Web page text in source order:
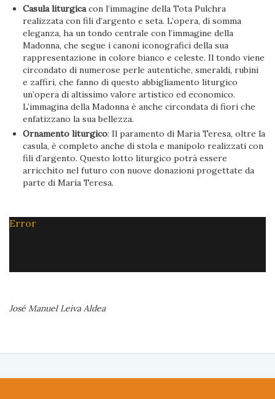
Casula liturgicacon l’immagine della Tota Pulchra
realizzata con fili d’argento e seta. L’opera, di somma
eleganza, ha un tondo centrale con l’immagine della
Madonna, che segue i canoni iconografici della sua
rappresentazione in colore bianco e celeste. Il tondo viene
circondato di numerose perle autentiche, smeraldi, rubini
e zaffiri, che fanno di questo abbigliamento liturgico
un’opera di altissimo valore artistico ed economico.
L’immagina della Madonna è anche circondata di fiori che
enfatizzano la sua bellezza.
Ornamento liturgico: Il paramento di Maria Teresa, oltre la
casula, è completo anche di stola e manipolo realizzati con
fili d’argento. Questo lotto liturgico potrà essere
arricchito nel futuro con nuove donazioni progettate da
parte di María Teresa.
Error
José Manuel Leiva Aldea